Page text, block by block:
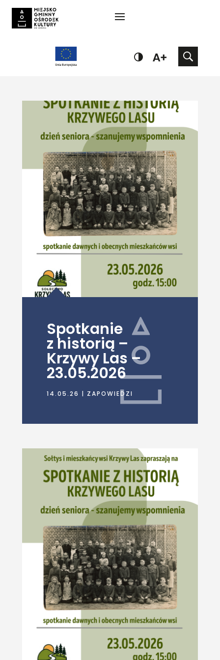
Spotkanie
z historią –
Krzywy Las –
23.05.2026
14.05.26 | ZAPOWIEDZI